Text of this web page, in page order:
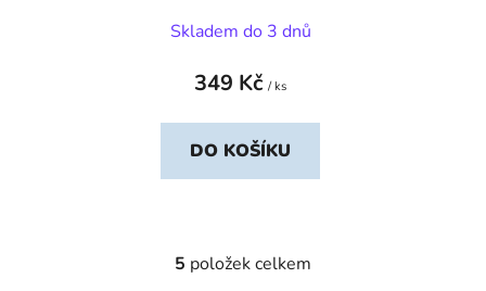
Skladem do 3 dnů
349 Kč / ks
DO KOŠÍKU
O
5 položek celkem